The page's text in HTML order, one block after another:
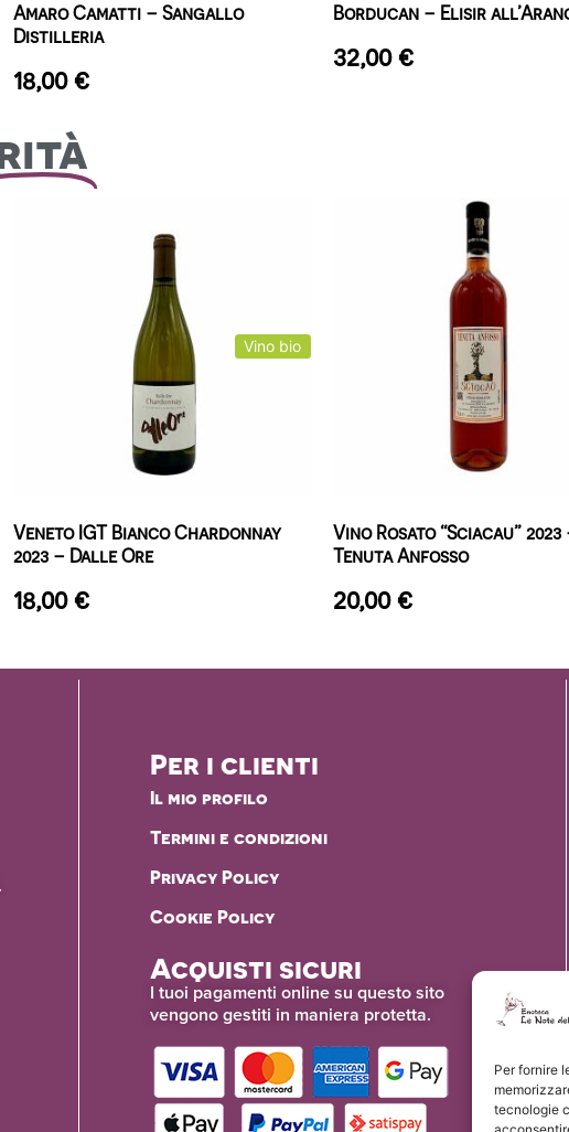
Per fornire
tecnologie
Amaro Camatti – Sangallo
Distilleria
18,00€
Borducan – Elisir
32,00€
Vino bio
Veneto IGT Bianco Chardonnay
2023 – Dalle Ore
18,00€
Vino Rosato “Sciacau” 2023
Tenuta Anfosso
20,00€
Per i clienti
Il mio profilo
Termini e condizioni
Privacy Policy
Cookie Policy
Acquisti sicuri
I tuoi pagamenti online su questo sito
vengono gestiti in maniera protetta.